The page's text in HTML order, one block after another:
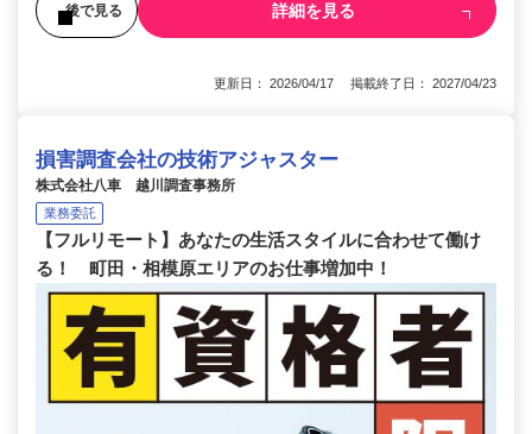
後で見る 詳細を見る
更新日： 2026/04/17 掲載終了日： 2027/04/23
損害調査会社の技術アジャスター
株式会社八車 越川調査事務所
業務委託
【フルリモート】あなたの生活スタイルに合わせて働け
る！ 町田・相模原エリアのお仕事増加中！